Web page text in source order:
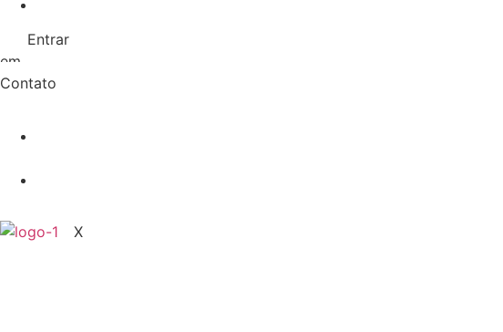
Somos
de
X
Entrar
em
Contato